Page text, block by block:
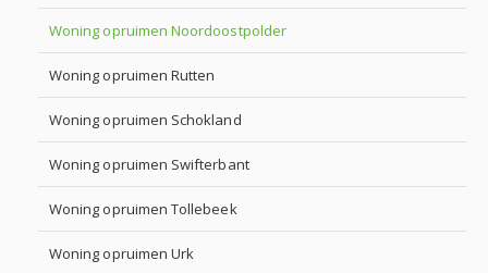
Woning opruimen Noordoostpolder
Woning opruimen Rutten
Woning opruimen Schokland
Woning opruimen Swifterbant
Woning opruimen Tollebeek
Woning opruimen Urk